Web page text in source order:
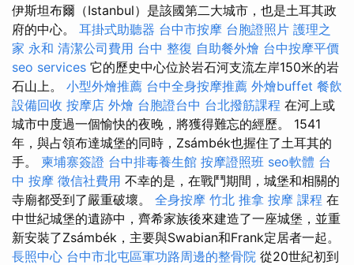
伊斯坦布爾（Istanbul）是該國第二大城市，也是土耳其政
府的中心。 耳掛式助聽器 台中市按摩 台胞證照片 護理之
家 永和 清潔公司費用 台中 整復 自助餐外燴 台中按摩平價
seo services 它的歷史中心位於岩石河支流左岸150米的岩
石山上。 小型外燴推薦 台中全身按摩推薦 外燴buffet 餐飲
設備回收 按摩店 外燴 台胞證台中 台北撥筋課程 在河上或
城市中度過一個愉快的夜晚，將獲得難忘的經歷。 1541
年，與占領布達城堡的同時，Zsámbék也握住了土耳其的
手。 柬埔寨簽證 台中排毒養生館 按摩證照班 seo軟體 台
中 按摩 徵信社費用 不幸的是，在戰鬥期間，城堡和相關的
寺廟都受到了嚴重破壞。 全身按摩 竹北 推拿 按摩 課程 在
中世紀城堡的遺跡中，齊希家族後來建造了一座城堡，並重
新安裝了Zsámbék，主要與Swabian和Frank定居者一起。
長照中心 台中市北屯區軍功路周邊的整骨院 從20世紀初到